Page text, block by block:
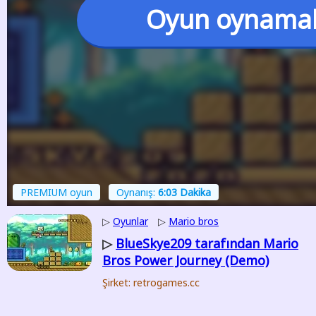
Oyun
PREMIUM oyun Oynanış: 6:03 Dakika
▷ Oyunlar ▷ Mario bros
▷ BlueSkye209 tarafından Mario
Bros Power Journey (Demo)
Şirket: retrogames.cc